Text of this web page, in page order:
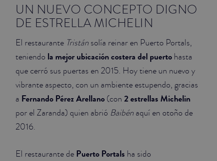
UN NUEVO CONCEPTO DIGNO
DE ESTRELLA MICHELIN
El restaurante Tristán solía reinar en Puerto Portals,
teniendo la mejor ubicación costera del puerto hasta
que cerró sus puertas en 2015. Hoy tiene un nuevo y
vibrante aspecto, con un ambiente estupendo, gracias
a Fernando Pérez Arellano (con 2 estrellas Michelin
por el Zaranda) quien abrió Baibén aquí en otoño de
2016.
El restaurante de Puerto Portals ha sido